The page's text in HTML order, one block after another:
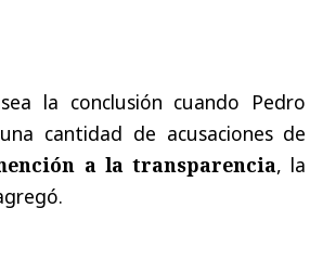
la conclusión cuando Pedro
cantidad de acusaciones de
a la transparencia, la